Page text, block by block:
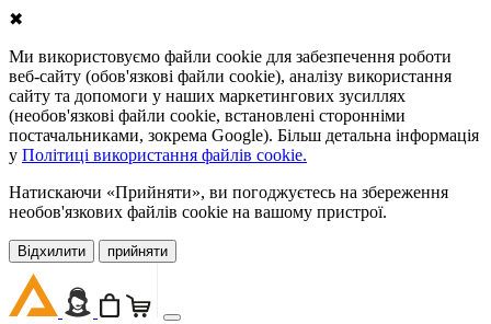
✖
Ми використовуємо файли cookie для забезпечення роботи
веб-сайту (обов'язкові файли cookie), аналізу використання
сайту та допомоги у наших маркетингових зусиллях
(необов'язкові файли cookie, встановлені сторонніми
постачальниками, зокрема Google). Більш детальна інформація
у Політиці використання файлів cookie.
Натискаючи «Прийняти», ви погоджуєтесь на збереження
необов'язкових файлів cookie на вашому пристрої.
Відхилити прийняти